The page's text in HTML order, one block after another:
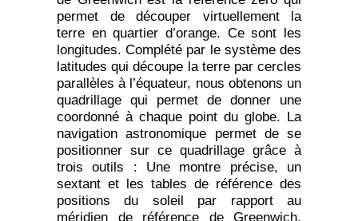
permet de découper virtuellement la
terre en quartier d’orange. Ce sont les
longitudes. Complété par le système des
latitudes qui découpe la terre par cercles
parallèles à l’équateur, nous obtenons un
quadrillage qui permet de donner une
coordonné à chaque point du globe. La
navigation astronomique permet de se
positionner sur ce quadrillage grâce à
trois outils : Une montre précise, un
sextant et les tables de référence des
positions du soleil par rapport au
méridien de référence de Greenwich.